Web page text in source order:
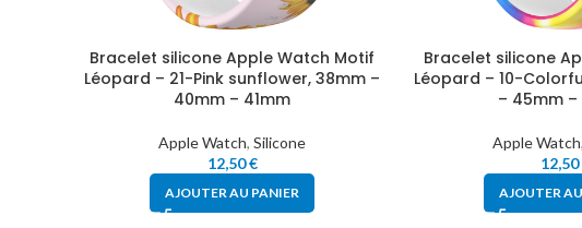
Bracelet silicone Apple Watch Motif
Léopard – 21-Pink sunflower, 38mm –
40mm – 41mm
Apple Watch,Silicone
12,50€
AJOUTER AU PANIER
Bracelet silicone
Léopard – 10-
– 45mm
Apple Watch,
12,50
AJOUTER